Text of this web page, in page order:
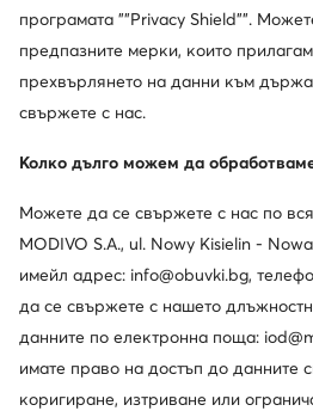
програмата ""Privacy Shield"".
предпазните мерки, които
прехвърлянето на данни към
свържете с нас.
Колко дълго можем да
Можете да се свържете с нас по
MODIVO S.A., ul. Nowy Kisielin -
имейл адрес: info@obuvki.bg,
да се свържете с нашето
данните по електронна поща:
имате право на достъп до данните
коригиране, изтриване или